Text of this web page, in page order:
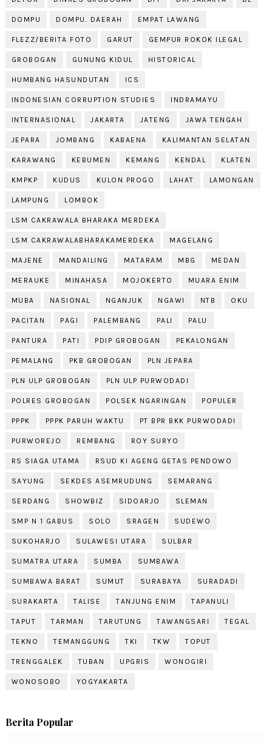
DOMPU DOMPU. DAERAH EMPAT LAWANG
FLEZZ/BERITA FOTO GARUT GEMPUR ROKOK ILEGAL
GROBOGAN GUNUNG KIDUL HISTORICAL
HUMBANG HASUNDUTAN ICS
INDONESIAN CORRUPTION STUDIES INDRAMAYU
INTERNASIONAL JAKARTA JATENG JAWA TENGAH
JEPARA JOMBANG KABAENA KALIMANTAN SELATAN
KARAWANG KEBUMEN KEMANG KENDAL KLATEN
KMPKP KUDUS KULON PROGO LAHAT LAMONGAN
LAMPUNG LOMBOK
LSM CAKRAWALA BHARAKA MERDEKA
LSM CAKRAWALABHARAKAMERDEKA MAGELANG
MAJENE MANDAILING MATARAM MBG MEDAN
MERAUKE MINAHASA MOJOKERTO MUARA ENIM
MUBA NASIONAL NGANJUK NGAWI NTB OKU
PACITAN PAGI PALEMBANG PALI PALU
PANTURA PATI PDIP GROBOGAN PEKALONGAN
PEMALANG PKB GROBOGAN PLN JEPARA
PLN ULP GROBOGAN PLN ULP PURWODADI
POLRES GROBOGAN POLSEK NGARINGAN POPULER
PPPK PPPK PARUH WAKTU PT BPR BKK PURWODADI
PURWOREJO REMBANG ROY SURYO
RS SIAGA UTAMA RSUD KI AGENG GETAS PENDOWO
SAYUNG SEKDES ASEMRUDUNG SEMARANG
SERDANG SHOWBIZ SIDOARJO SLEMAN
SMP N 1 GABUS SOLO SRAGEN SUDEWO
SUKOHARJO SULAWESI UTARA SULBAR
SUMATRA UTARA SUMBA SUMBAWA
SUMBAWA BARAT SUMUT SURABAYA SURADADI
SURAKARTA TALISE TANJUNG ENIM TAPANULI
TAPUT TARMAN TARUTUNG TAWANGSARI TEGAL
TEKNO TEMANGGUNG TKI TKW TOPUT
TRENGGALEK TUBAN UPGRIS WONOGIRI
WONOSOBO YOGYAKARTA
Berita Popular